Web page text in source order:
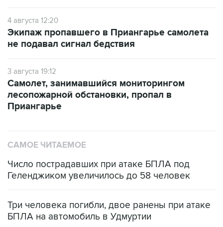
4 августа 12:20
Экипаж пропавшего в Приангарье самолета
не подавал сигнал бедствия
3 августа 19:12
Самолет, занимавшийся мониторингом
лесопожарной обстановки, пропал в
Приангарье
САМОЕ ЧИТАЕМОЕ
Число пострадавших при атаке БПЛА под
Геленджиком увеличилось до 58 человек
Три человека погибли, двое ранены при атаке
БПЛА на автомобиль в Удмуртии